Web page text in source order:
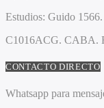
Estudios: Guido 1566.
C1016ACG. CABA.
CONTACTO DIRECTO
Whatsapp para